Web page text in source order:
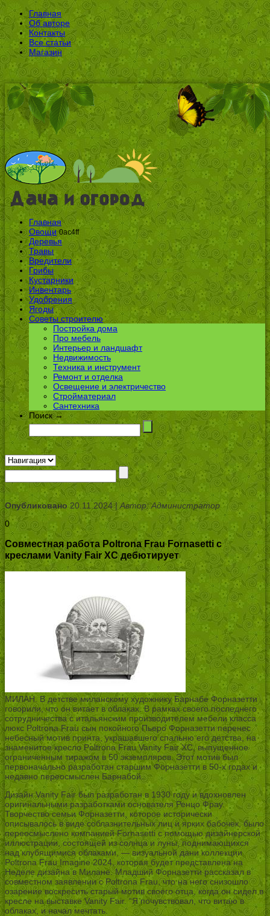
Главная
Об авторе
Контакты
Все статьи
Магазин
Главная
Овощи 0ac4ff
Деревья
Травы
Вредители
Грибы
Кустарники
Инвентарь
Удобрения
Ягоды
Советы строителю
Постройка дома
Про мебель
Интерьер и ландшафт
Недвижимость
Техника и инструмент
Ремонт и отделка
Освещение и электричество
Стройматериал
Сантехника
Поиск →
Опубликовано20.11.2024 | Автор: Администратор
0
Совместная работа Poltrona Frau Fornasetti с
креслами Vanity Fair XC дебютирует
МИЛАН. В детстве миланскому художнику Барнабе Форназетти
говорили, что он витает в облаках. В рамках своего последнего
сотрудничества с итальянским производителем мебели класса
люкс Poltrona Frau сын покойного Пьеро Форназетти перенес
небесный мотив принта, украшавшего спальню его детства, на
знаменитое кресло Poltrona Frau Vanity Fair XC, выпущенное
ограниченным тиражом в 50 экземпляров. Этот мотив был
первоначально разработан старшим Форназетти в 50-х годах и
недавно переосмыслен Барнабой.
Дизайн Vanity Fair был разработан в 1930 году и вдохновлен
оригинальными разработками основателя Ренцо Фрау.
Творчество семьи Форназетти, которое исторически
описывалось в виде соблазнительных лиц и ярких бабочек, было
переосмыслено компанией Fornasetti с помощью дизайнерской
иллюстрации, состоящей из солнца и луны, поднимающихся
над клубящимися облаками, — визуальной дани коллекции
Poltrona Frau Imagine 2024, которая будет представлена на
Неделе дизайна в Милане. Младший Форназетти рассказал в
совместном заявлении с Poltrona Frau, что на него снизошло
озарение воскресить старый мотив своего отца, когда он сидел в
кресле на выставке Vanity Fair. “Я почувствовал, что витаю в
облаках, и начал мечтать.